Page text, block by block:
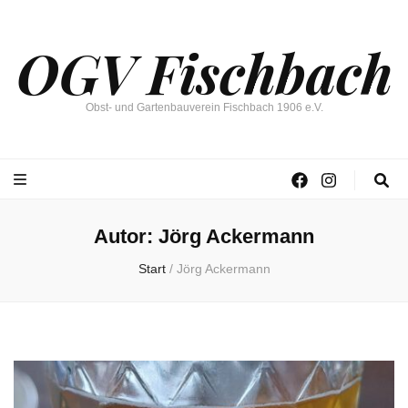
OGV Fischbach
Obst- und Gartenbauverein Fischbach 1906 e.V.
Autor: Jörg Ackermann
Start / Jörg Ackermann